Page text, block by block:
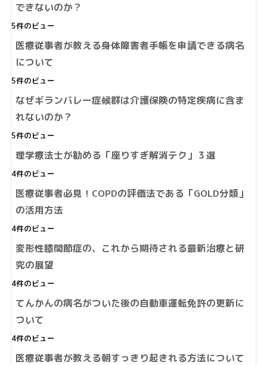
できないのか？
5件のビュー
医療従事者が教える身体障害者手帳を申請できる病名
について
5件のビュー
なぜギランバレー症候群は介護保険の特定疾病に含ま
れないのか？
5件のビュー
理学療法士が勧める「座りすぎ解消テク」３選
4件のビュー
医療従事者必見！COPDの評価法である「GOLD分類」
の活用方法
4件のビュー
変形性膝関節症の、これから期待される最新治療と研
究の展望
4件のビュー
てんかんの病名がついた後の自動車運転免許の更新に
ついて
4件のビュー
医療従事者が教える朝すっきり起きれる方法について